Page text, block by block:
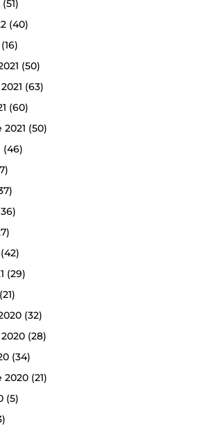
(51)
(40)
(50)
(63)
(60)
(50)
(46)
(42)
(29)
(21)
(32)
(28)
(34)
2020(21)
(5)